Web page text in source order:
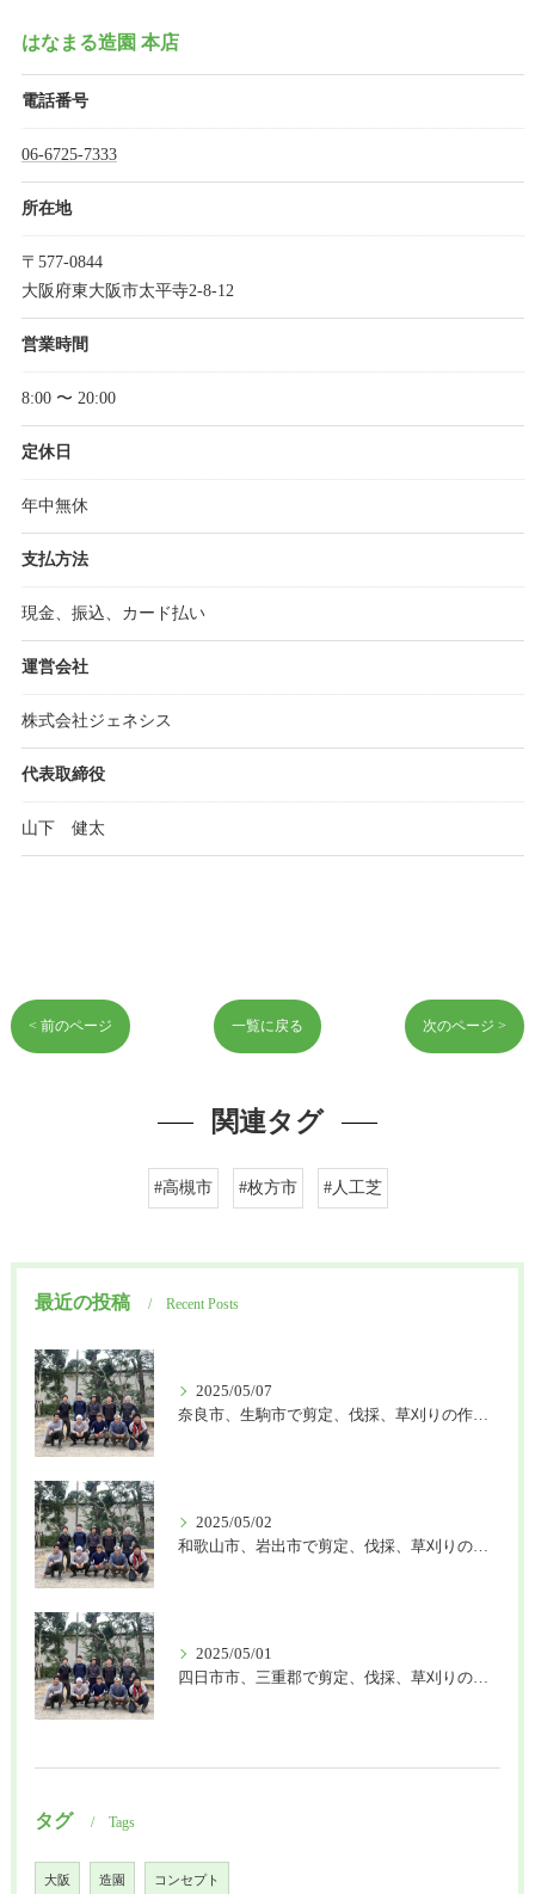
はなまる造園 本店
電話番号
06-6725-7333
所在地
〒577-0844
大阪府東大阪市太平寺2-8-12
営業時間
8:00 〜 20:00
定休日
年中無休
支払方法
現金、振込、カード払い
運営会社
株式会社ジェネシス
代表取締役
山下 健太
< 前のページ 一覧に戻る 次のページ >
関連タグ
#高槻市 #枚方市 #人工芝
最近の投稿 Recent Posts
2025/05/07
奈良市、生駒市で剪定、伐採、草刈りの作業を頼むなら はなまる造園
2025/05/02
和歌山市、岩出市で剪定、伐採、草刈りの作業を頼むなら はなまる造園
2025/05/01
四日市市、三重郡で剪定、伐採、草刈りの作業を頼むなら はなまる造園
タグ Tags
大阪 造園 コンセプト